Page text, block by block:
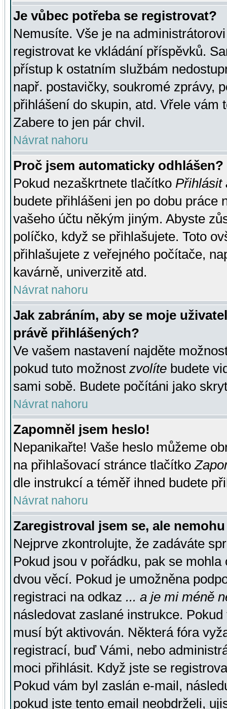
Je vůbec potřeba se registrovat?
Nemusíte. Vše je na
registrovat ke vkládání příspěvků.
přístup k ostatním službám
např. postavičky, soukromé zprávy,
přihlášení do skupin, atd. Vřele vám
Zabere to jen pár chvil.
Návrat nahoru
Proč jsem automaticky odhlášen?
Pokud nezaškrtnete tlačítko Přihlásit
budete přihlášeni jen po dobu práce
vašeho účtu někým jiným. Abyste
políčko, když se přihlašujete. Toto
přihlašujete z veřejného počítače,
kavárně, univerzitě atd.
Návrat nahoru
Jak zabráním, aby se moje
právě přihlášených?
Ve vašem nastavení najděte
pokud tuto možnost zvolíte budete
sami sobě. Budete počítáni jako
Návrat nahoru
Zapomněl jsem heslo!
Nepanikařte! Vaše heslo můžeme
na přihlašovací stránce tlačítko
dle instrukcí a téměř ihned budete
Návrat nahoru
Zaregistroval jsem se, ale
Nejprve zkontrolujte, že zadáváte
Pokud jsou v pořádku, pak se
dvou věcí. Pokud je umožněna
registraci na odkaz ... a je mi méně
následovat zaslané instrukce.
musí být aktivován. Některá fóra
registrací, buď Vámi, nebo
moci přihlásit. Když jste se
Pokud vám byl zaslán e-mail,
pokud jste tento email neobdrželi,